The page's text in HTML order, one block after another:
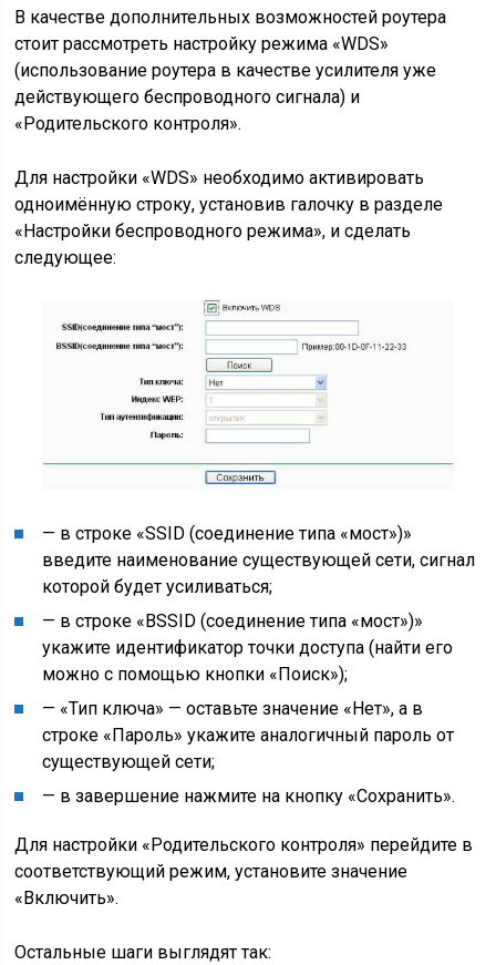
В качестве дополнительных возможностей роутера
стоит рассмотреть настройку режима «WDS»
(использование роутера в качестве усилителя уже
действующего беспроводного сигнала) и
«Родительского контроля».
Для настройки «WDS» необходимо активировать
одноимённую строку, установив галочку в разделе
«Настройки беспроводного режима», и сделать
следующее:
— в строке «SSID (соединение типа «мост»)»
введите наименование существующей сети, сигнал
которой будет усиливаться;
— в строке «BSSID (соединение типа «мост»)»
укажите идентификатор точки доступа (найти его
можно с помощью кнопки «Поиск»);
— «Тип ключа» — оставьте значение «Нет», а в
строке «Пароль» укажите аналогичный пароль от
существующей сети;
— в завершение нажмите на кнопку «Сохранить».
Для настройки «Родительского контроля» перейдите в
соответствующий режим, установите значение
«Включить».
Остальные шаги выглядят так: